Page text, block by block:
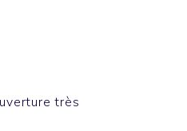
très